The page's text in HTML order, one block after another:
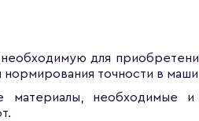
для
нормирования точности в
материалы, необходимые и